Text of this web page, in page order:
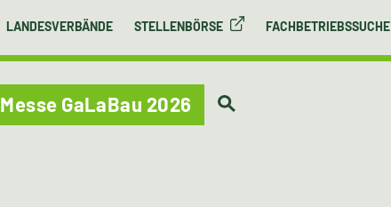
LANDESVERBÄNDE STELLENBÖRSE FACHBETRIEBSSUCHE
Messe GaLaBau 2026